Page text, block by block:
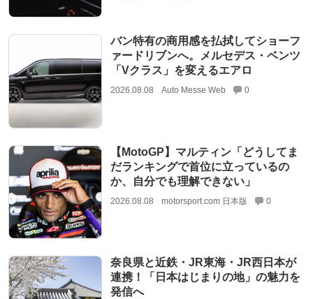
バン特有の商用感を払拭してショーフ
ァードリブンへ。メルセデス・ベンツ
「Vクラス」を変えるエアロ
2026.08.08 Auto Messe Web 0
【MotoGP】マルティン「どうしてま
だランキングで首位に立っているの
か、自分でも理解できない」
2026.08.08 motorsport.com 日本版 0
奈良県と近鉄・JR東海・JR西日本が
連携！「日本はじまりの地」の魅力を
発信へ